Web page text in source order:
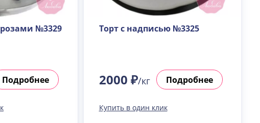
№3329
Подробнее
Торт с надписью №3325
2000 ₽/кг Подробнее
Купить в один клик